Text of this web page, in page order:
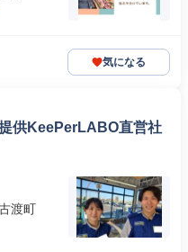
気になる
供KeePerLABO直営社
渡町